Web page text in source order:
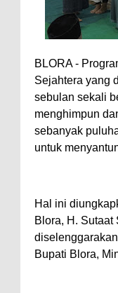
BLORA -
Sejahtera yang
sebulan sekali
menghimpun
sebanyak
untuk
Hal ini
Blora, H. Sutaat
Bupati Blora,